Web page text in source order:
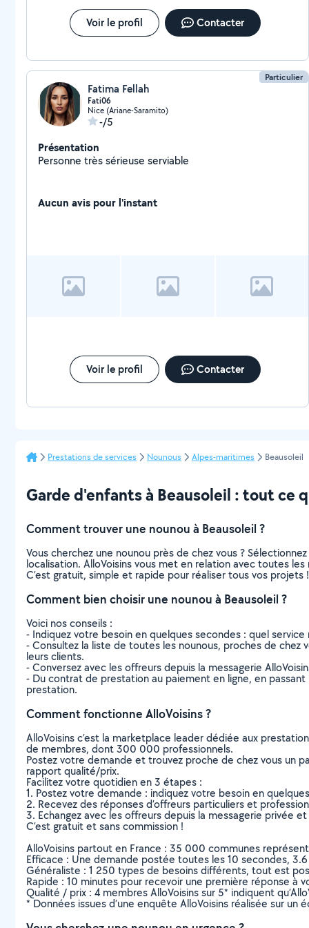
Voir le profil Contacter
Particulier
Fatima Fellah
Fati06
Nice (Ariane-Saramito)
-/5
Présentation
Personne très sérieuse serviable
Aucun avis pour l'instant
Voir le profil Contacter
Prestations de services Nounous Alpes-maritimes Beausoleil
Garde d'enfants à Beausoleil : tout ce
Comment trouver une nounou à Beausoleil ?
Vous cherchez une nounou près de chez vous ?
localisation. AlloVoisins vous met en relation avec toutes
C’est gratuit, simple et rapide pour réaliser tous vos projets !
Comment bien choisir une nounou à Beausoleil ?
Voici nos conseils :
- Indiquez votre besoin en quelques secondes : quel
- Consultez la liste de toutes les nounous, proches de chez
leurs clients.
- Conversez avec les offreurs depuis la messagerie
- Du contrat de prestation au paiement en ligne, en
prestation.
Comment fonctionne AlloVoisins ?
AlloVoisins c’est la marketplace leader dédiée aux
de membres, dont 300 000 professionnels.
Postez votre demande et trouvez proche de chez vous un
rapport qualité/prix.
Facilitez votre quotidien en 3 étapes :
1. Postez votre demande : indiquez votre besoin en
2. Recevez des réponses d’offreurs particuliers et
3. Echangez avec les offreurs depuis la messagerie privée
C’est gratuit et sans commission !
AlloVoisins partout en France : 35 000 communes
Efficace : Une demande postée toutes les 10 secondes,
Généraliste : 1 250 types de besoins différents, tout est
Rapide : 10 minutes pour recevoir une première réponse à
Qualité / prix : 4 membres AlloVoisins sur 5* indiquent
* Données issues d’une enquête AlloVoisins réalisée sur